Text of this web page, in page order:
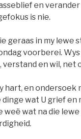
en verander
is nie.
geraas in my lewe
voorberei.
verstand en wil, net
hart, en ondersoek
dinge wat U grief en
weë wat na die